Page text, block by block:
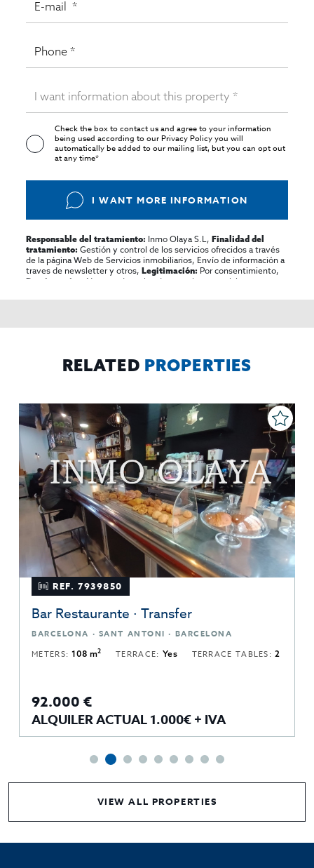
Check the box to contact us and agree to your information
being used according to ourPrivacy Policyyou will
automatically be added to our mailing list, but you can opt out
at any time*
I WANT MORE INFORMATION
Responsable del tratamiento: Inmo Olaya S.L,Finalidad del
tratamiento: Gestión y control de los servicios ofrecidos a través
de la página Web de Servicios inmobiliarios, Envío de información a
traves de newsletter y otros,Legitimación: Por consentimiento,
Destinatarios:
No se cederan los datos, salvo para elaborar
rectificar y suprimir los datos, solicitar la portabilidad de los
RELATED PROPERTIES
REF. 7939850
Bar Restaurante · Transfer
BARCELONA · SANT ANTONI · BARCELONA
METERS:108 m2 TERRACE: Yes TERRACE TABLES:2
92.000 €
ALQUILER ACTUAL 1.000€ + IVA
VIEW ALL PROPERTIES